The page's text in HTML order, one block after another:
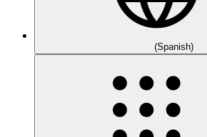
(Spanish)